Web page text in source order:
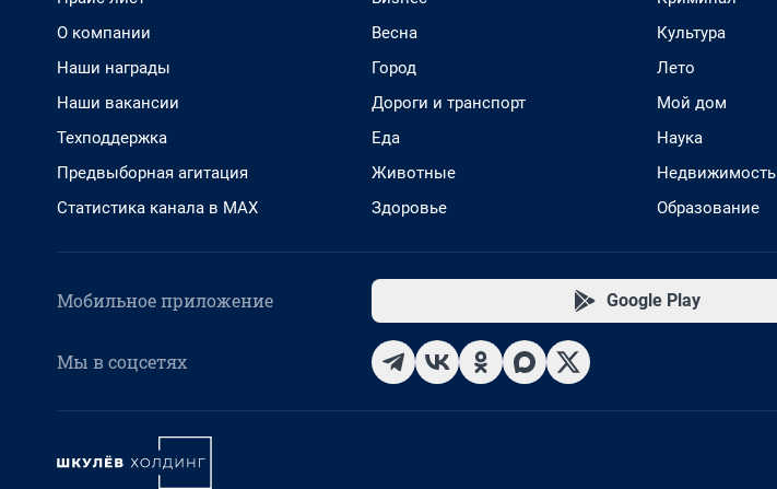
О компании
Наши награды
Наши вакансии
Техподдержка
Предвыборная агитация
Статистика канала в MAX
Весна
Город
Дороги и транспорт
Еда
Животные
Здоровье
Культура
Лето
Мой дом
Наука
Недвижимость
Образование
Мобильное приложение Google Play
Мы в соцсетях